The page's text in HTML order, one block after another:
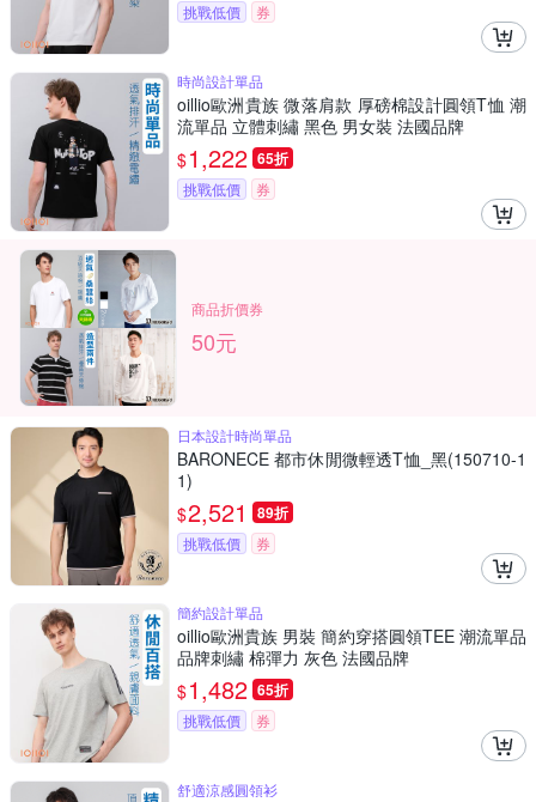
挑戰低價 券
時尚設計單品
oillio歐洲貴族 微落肩款 厚磅棉設計圓領T恤 潮
流單品 立體刺繡 黑色 男女裝 法國品牌
$1,222 65折
挑戰低價 券
商品折價券
50元
日本設計時尚單品
BARONECE 都市休閒微輕透T恤_黑(150710-1
1)
$2,521 89折
挑戰低價 券
簡約設計單品
oillio歐洲貴族 男裝 簡約穿搭圓領TEE 潮流單品
品牌刺繡 棉彈力 灰色 法國品牌
$1,482 65折
挑戰低價 券
舒適涼感圓領衫